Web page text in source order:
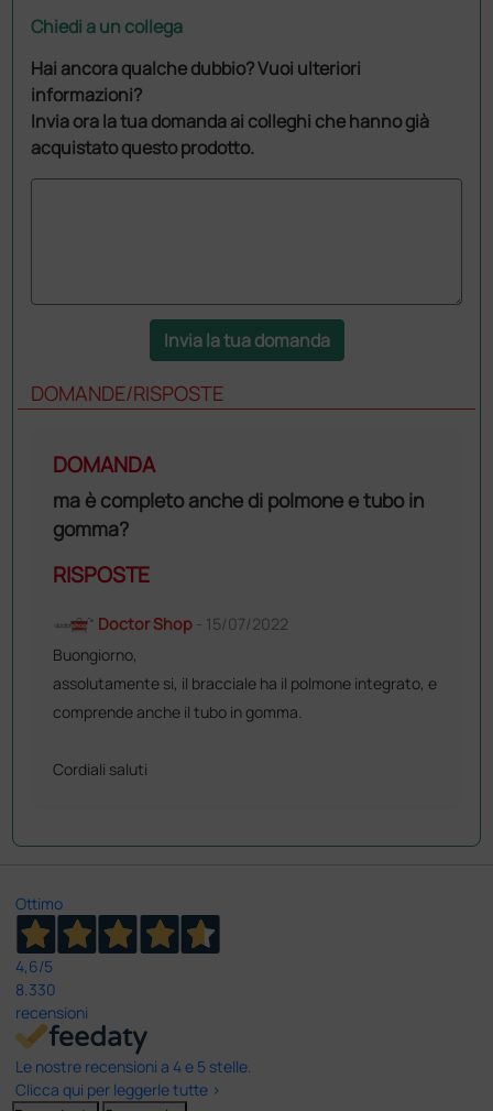
Chiedi a un collega
Hai ancora qualche dubbio? Vuoi ulteriori
informazioni?
Invia ora la tua domanda ai colleghi che hanno già
acquistato questo prodotto.
Invia la tua domanda
DOMANDE/RISPOSTE
DOMANDA
ma è completo anche di polmone e tubo in
gomma?
RISPOSTE
Doctor Shop- 15/07/2022
Buongiorno,
assolutamente si, il bracciale ha il polmone integrato, e
comprende anche il tubo in gomma.
Cordiali saluti
Ottimo
4,6/5
8.330
recensioni
Le nostre recensioni a 4 e 5 stelle.
Clicca qui per leggerle tutte >